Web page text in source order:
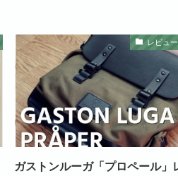
レビュ
ガストンルーガ「プロペール」